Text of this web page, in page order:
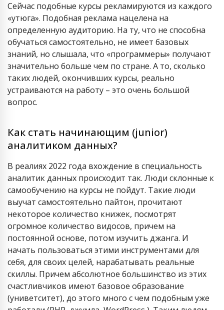
Сейчас подобные курсы рекламируются из каждого
«утюга». Подобная реклама нацелена на
определенную аудиторию. На ту, что не способна
обучаться самостоятельно, не имеет базовых
знаний, но слышала, что «программеры» получают
значительно больше чем по стране. А то, сколько
таких людей, окончивших курсы, реально
устраиваются на работу – это очень большой
вопрос.
Как стать начинающим (junior)
аналитиком данных?
В реалиях 2022 года вхождение в специальность
аналитик данных происходит так. Люди склонные к
самообучению на курсы не пойдут. Такие люди
выучат самостоятельно пайтон, прочитают
некоторое количество книжек, посмотрят
огромное количество видосов, причем на
постоянной основе, потом изучить джанга. И
начать пользоваться этими инструментами для
себя, для своих целей, нарабатывать реальные
скиллы. Причем абсолютное большинство из этих
счастливчиков имеют базовое образование
(униветситет), до этого много с чем подобным уже